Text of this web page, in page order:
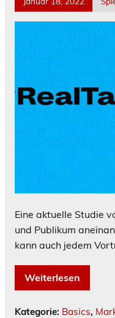
Eine aktuelle Studie
und Publikum
kann auch jedem
Weiterlesen
Kategorie: Basics,